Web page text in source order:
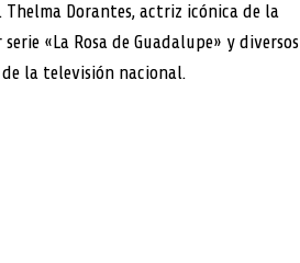
Dorantes, actriz icónica de la
«La Rosa de Guadalupe» y diversos
la televisión nacional.